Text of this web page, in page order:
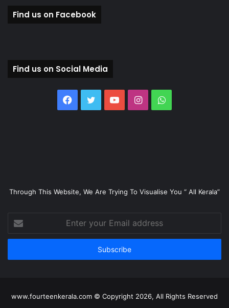
Find us on Facebook
Find us on Social Media
Facebook
TwitterYouTubeInstagramWhatsApp
Through This Website, We Are Trying To Visualise You “ All Kerala”
your
Email
www.fourteenkerala.com © Copyright 2026, All Rights Reserved